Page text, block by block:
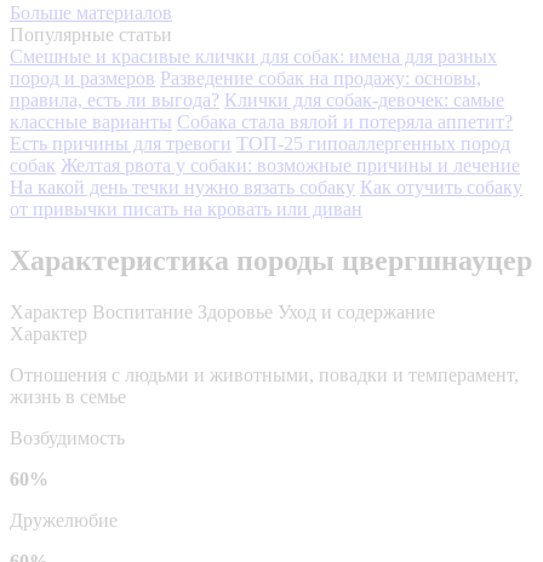
Больше материалов
Популярные статьи
Смешные и красивые клички для собак: имена для разных
пород и размеров Разведение собак на продажу: основы,
правила, есть ли выгода? Клички для собак-девочек: самые
классные варианты Собака стала вялой и потеряла аппетит?
Есть причины для тревоги ТОП-25 гипоаллергенных пород
собак Желтая рвота у собаки: возможные причины и лечение
На какой день течки нужно вязать собаку Как отучить собаку
от привычки писать на кровать или диван
Характеристика породы цвергшнауцер
Характер Воспитание Здоровье Уход и содержание
Характер
Отношения с людьми и животными, повадки и темперамент,
жизнь в семье
Возбудимость
60%
Дружелюбие